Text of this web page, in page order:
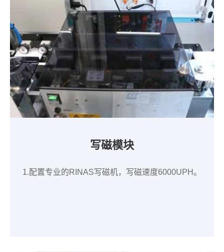
写磁模块
1.配置专业的RINAS写磁机，写磁速度6000UPH。